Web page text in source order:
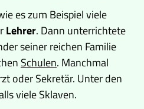
es zum Beispiel viele
Lehrer. Dann unterrichtete
seiner reichen Familie
Schulen. Manchmal
oder Sekretär. Unter den
viele Sklaven.